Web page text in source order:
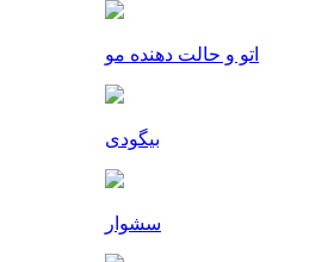
اتو و حالت دهنده مو
بیگودی
سشوار